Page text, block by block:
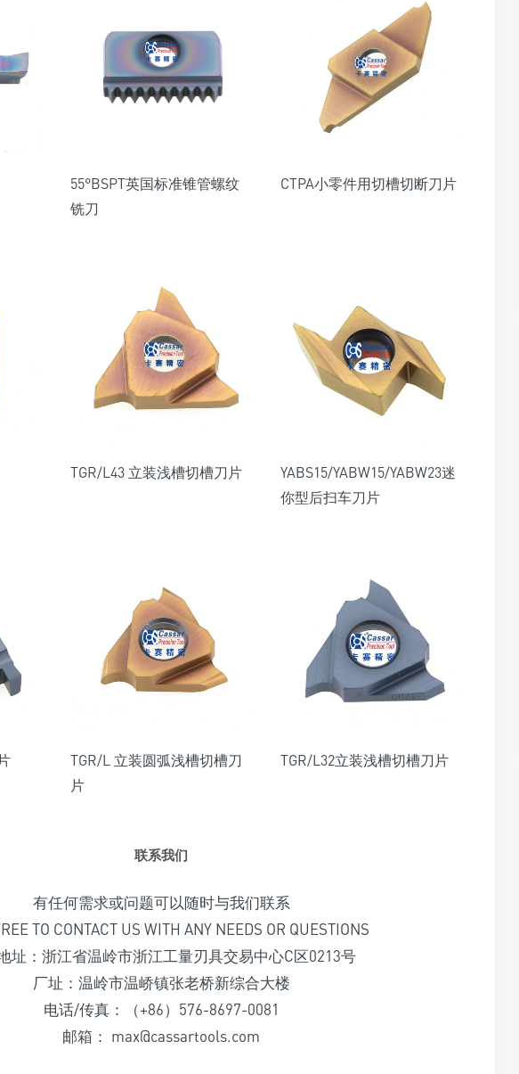
55°BSPT英国标准锥管螺纹
铣刀
CTPA小零件用切槽切断刀片
TGR/L43 立装浅槽切槽刀片
YABS15/YABW15/YABW23迷
你型后扫车刀片
TGR/L 立装圆弧浅槽切槽刀
片
TGR/L32立装浅槽切槽刀片
联系我们
有任何需求或问题可以随时与我们联系
TO CONTACT US WITH ANY NEEDS OR QUESTIONS
址：浙江省温岭市浙江工量刃具交易中心C区0213号
厂址：温岭市温峤镇张老桥新综合大楼
电话/传真：（+86）576-8697-0081
邮箱： max@cassartools.com